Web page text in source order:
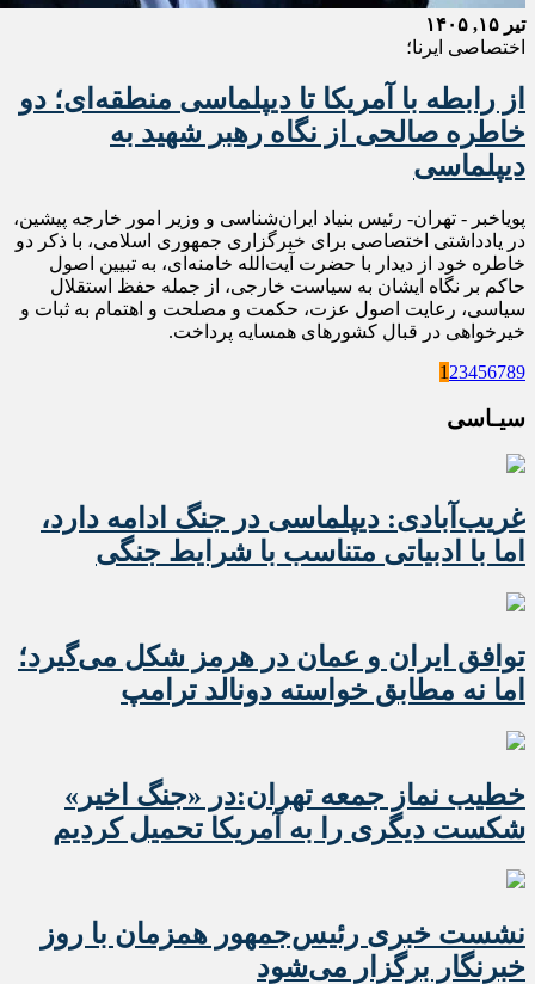
تیر ۱۵, ۱۴۰۵
اختصاصی ایرنا؛
از رابطه با آمریکا تا دیپلماسی منطقه‌ای؛ دو
خاطره صالحی از نگاه رهبر شهید به
دیپلماسی
پویاخبر - تهران- رئیس بنیاد ایران‌شناسی و وزیر امور خارجه پیشین،
در یادداشتی اختصاصی برای خبرگزاری جمهوری اسلامی، با ذکر دو
خاطره خود از دیدار با حضرت آیت‌الله خامنه‌ای، به تبیین اصول
حاکم بر نگاه ایشان به سیاست خارجی، از جمله حفظ استقلال
سیاسی، رعایت اصول عزت، حکمت و مصلحت و اهتمام به ثبات و
خیرخواهی در قبال کشورهای همسایه پرداخت.
1 23456789
سیـاسی
غریب‌آبادی: دیپلماسی در جنگ ادامه دارد،
اما با ادبیاتی متناسب با شرایط جنگی
توافق ایران و عمان در هرمز شکل می‌گیرد؛
اما نه مطابق خواسته دونالد ترامپ
خطیب نماز جمعه تهران:در «جنگ اخیر»
شکست دیگری را به آمریکا تحمیل کردیم
نشست خبری رئیس‌جمهور همزمان با روز
خبرنگار برگزار می‌شود